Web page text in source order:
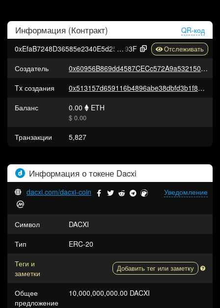
Информация (Контракт)
QR-код
0xEfaB7248D36585e2340E5d25F8a8D243E6e31
93F
Создатель
0x60956B869dd4587CECc572A9a532150e24736f99
Tx создания
0x513157d659116b4896abe38dbfd3b1f8b02b10616dede34f4a005ba42c80ad48
Баланс
0.00 ETH
$ 0.00
Транзакции 5,827
Информация о токене Dacxi
Уведомление
dacxi.com/dacxi-coin
Символ
DACXI
Тип
ERC-20
Теги и
заметки
Добавить тег или заметку
Общее
предложение
10,000,000,000.00 DACXI